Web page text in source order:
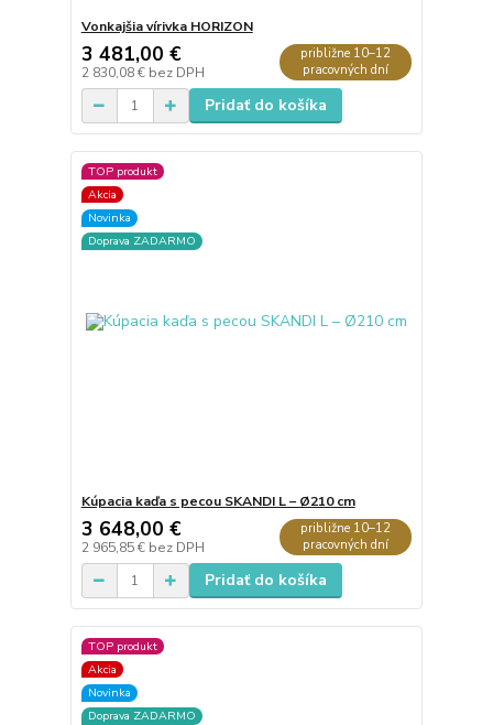
Vonkajšia vírivka HORIZON
3 481,00 €
2 830,08 € bez DPH
približne 10–12
pracovných dní
Pridať do košíka
TOP produkt
Akcia
Novinka
Doprava ZADARMO
Kúpacia kaďa s pecou SKANDI L – Ø210 cm
3 648,00 €
2 965,85 € bez DPH
približne 10–12
pracovných dní
Pridať do košíka
TOP produkt
Akcia
Novinka
Doprava ZADARMO